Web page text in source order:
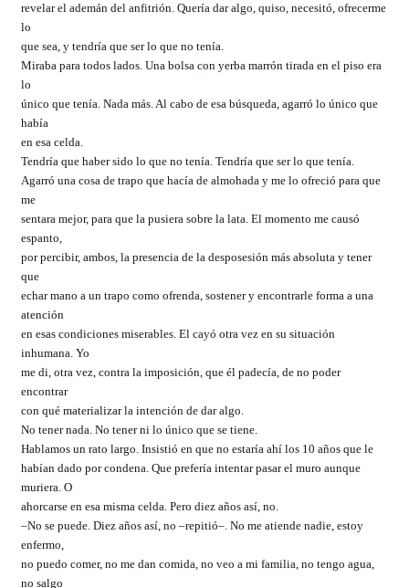
revelar el ademán del anfitrión. Quería dar algo, quiso, necesitó, ofrecerme
lo
que sea, y tendría que ser lo que no tenía.
Miraba para todos lados. Una bolsa con yerba marrón tirada en el piso era
lo
único que tenía. Nada más. Al cabo de esa búsqueda, agarró lo único que
había
en esa celda.
Tendría que haber sido lo que no tenía. Tendría que ser lo que tenía.
Agarró una cosa de trapo que hacía de almohada y me lo ofreció para que
me
sentara mejor, para que la pusiera sobre la lata. El momento me causó
espanto,
por percibir, ambos, la presencia de la desposesión más absoluta y tener
que
echar mano a un trapo como ofrenda, sostener y encontrarle forma a una
atención
en esas condiciones miserables. El cayó otra vez en su situación
inhumana. Yo
me di, otra vez, contra la imposición, que él padecía, de no poder
encontrar
con qué materializar la intención de dar algo.
No tener nada. No tener ni lo único que se tiene.
Hablamos un rato largo. Insistió en que no estaría ahí los 10 años que le
habían dado por condena. Que prefería intentar pasar el muro aunque
muriera. O
ahorcarse en esa misma celda. Pero diez años así, no.
–No se puede. Diez años así, no –repitió–. No me atiende nadie, estoy
enfermo,
no puedo comer, no me dan comida, no veo a mi familia, no tengo agua,
no salgo